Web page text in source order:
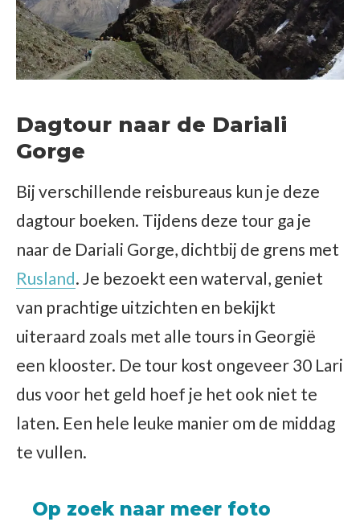
Dagtour naar de Dariali
Gorge
Bij verschillende reisbureaus kun je deze
dagtour boeken. Tijdens deze tour ga je
naar de Dariali Gorge, dichtbij de grens met
Rusland. Je bezoekt een waterval, geniet
van prachtige uitzichten en bekijkt
uiteraard zoals met alle tours in Georgië
een klooster. De tour kost ongeveer 30 Lari
dus voor het geld hoef je het ook niet te
laten. Een hele leuke manier om de middag
te vullen.
Op zoek naar meer foto